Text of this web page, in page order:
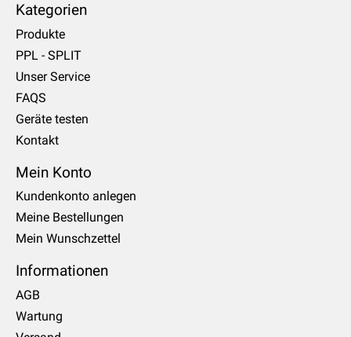
Kategorien
Produkte
PPL - SPLIT
Unser Service
FAQS
Geräte testen
Kontakt
Mein Konto
Kundenkonto anlegen
Meine Bestellungen
Mein Wunschzettel
Informationen
AGB
Wartung